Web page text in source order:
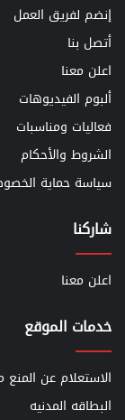
إنضم لفريق العمل
أتصل بنا
اعلن معنا
ألبوم الفيديوهات
فعاليات ومناسبات
الشروط والأحكام
سياسة حماية
شاركنا
اعلن معنا
خدمات الموقع
الاستعلام عن
البطاقه المدنيه